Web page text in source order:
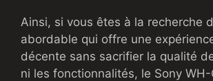
Ainsi, si vous êtes à la recherche
abordable qui offre une
décente sans sacrifier la qualité
ni les fonctionnalités, le Sony